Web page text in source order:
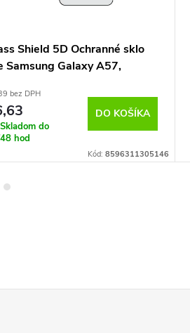
Shield 5D Ochranné sklo
Samsung Galaxy A57,
bez DPH
Skladom do
hod
DO KOŠÍKA
Kód: 8596311305146